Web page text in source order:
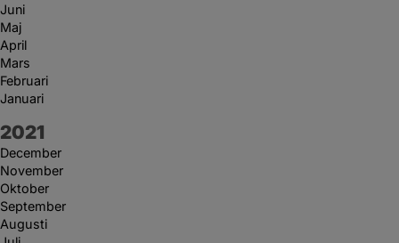
Juni
Maj
April
Mars
Februari
Januari
År:
2021
December
November
Oktober
September
Augusti